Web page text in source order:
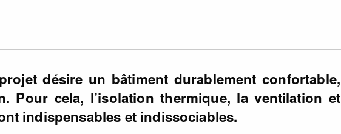
désire un bâtiment durablement confortable,
Pour cela, l’isolation thermique, la ventilation et
indispensables et indissociables.